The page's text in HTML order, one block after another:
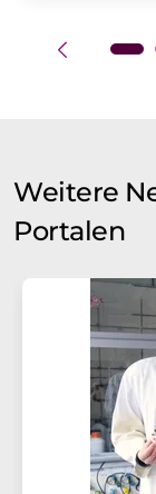
Weitere
Portalen